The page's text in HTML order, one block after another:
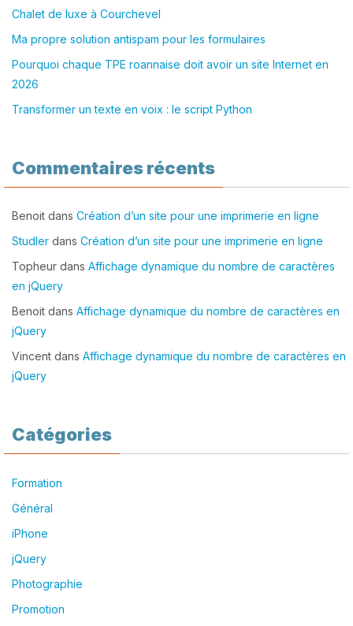
Chalet de luxe à Courchevel
Ma propre solution antispam pour les formulaires
Pourquoi chaque TPE roannaise doit avoir un site Internet en
2026
Transformer un texte en voix : le script Python
Commentaires récents
Benoit dans Création d’un site pour une imprimerie en ligne
Studler dans Création d’un site pour une imprimerie en ligne
Topheur dans Affichage dynamique du nombre de caractères
en jQuery
Benoit dans Affichage dynamique du nombre de caractères en
jQuery
Vincent dans Affichage dynamique du nombre de caractères en
jQuery
Catégories
Formation
Général
iPhone
jQuery
Photographie
Promotion